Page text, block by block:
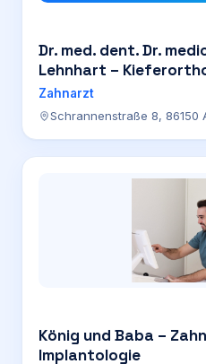
Dr. med. dent. Dr.
Lehnhart –
Zahnarzt
Schrannenstraße 8, 86150
König und Baba –
Implantologie